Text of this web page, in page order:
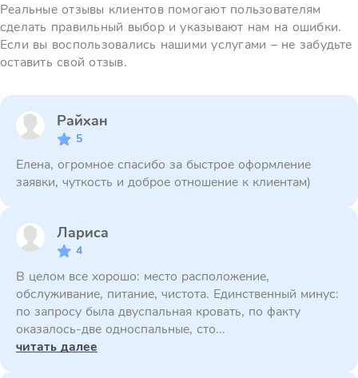
Реальные отзывы клиентов помогают пользователям
сделать правильный выбор и указывают нам на ошибки.
Если вы воспользовались нашими услугами – не забудьте
оставить свой отзыв.
Райхан
5
Елена, огромное спасибо за быстрое оформление
заявки, чуткость и доброе отношение к клиентам)
Лариса
4
В целом все хорошо: место расположение,
обслуживание, питание, чистота. Единственный минус:
по запросу была двуспальная кровать, по факту
оказалось-две односпальные, сто...
читать далее